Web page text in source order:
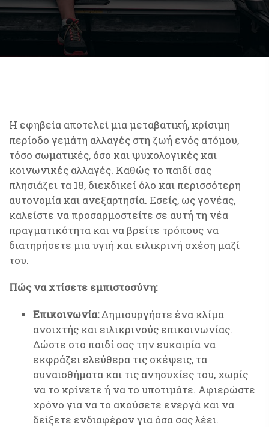
Η εφηβεία αποτελεί μια μεταβατική, κρίσιμη
περίοδο γεμάτη αλλαγές στη ζωή ενός ατόμου,
τόσο σωματικές, όσο και ψυχολογικές και
κοινωνικές αλλαγές. Καθώς το παιδί σας
πλησιάζει τα 18, διεκδικεί όλο και περισσότερη
αυτονομία και ανεξαρτησία. Εσείς, ως γονέας,
καλείστε να προσαρμοστείτε σε αυτή τη νέα
πραγματικότητα και να βρείτε τρόπους να
διατηρήσετε μια υγιή και ειλικρινή σχέση μαζί
του.
Πώς να χτίσετε εμπιστοσύνη:
Επικοινωνία:Δημιουργήστε ένα κλίμα
ανοιχτής και ειλικρινούς επικοινωνίας.
Δώστε στο παιδί σας την ευκαιρία να
εκφράζει ελεύθερα τις σκέψεις, τα
συναισθήματα και τις ανησυχίες του, χωρίς
να το κρίνετε ή να το υποτιμάτε. Αφιερώστε
χρόνο για να το ακούσετε ενεργά και να
δείξετε ενδιαφέρον για όσα σας λέει.